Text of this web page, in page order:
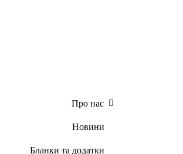
Про нас
Новини
Бланки та додатки